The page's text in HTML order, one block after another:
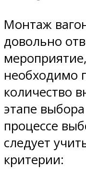
Монтаж
довольно
необходимо
количество
этапе
процессе
следует
критерии: